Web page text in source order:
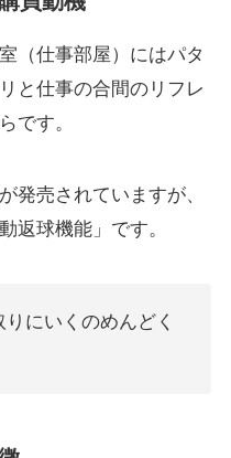
（仕事部屋）にはパタ
と仕事の合間のリフレ
です。
発売されていますが、
返球機能」です。
にいくのめんどく